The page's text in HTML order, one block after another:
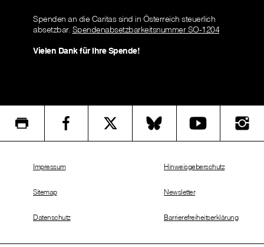
Spenden an die Caritas sind in Österreich steuerlich
absetzbar. Spendenabsetzbarkeitsnummer SO-1204
Vielen Dank für Ihre Spende!
Impressum
Sitemap
Datenschutz
Hinweisgeberschutz
Newsletter
Barrierefreiheitserklärung